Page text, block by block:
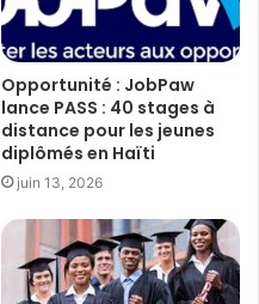
Opportunité : JobPaw
lance PASS : 40 stages à
distance pour les jeunes
diplômés en Haïti
juin 13, 2026